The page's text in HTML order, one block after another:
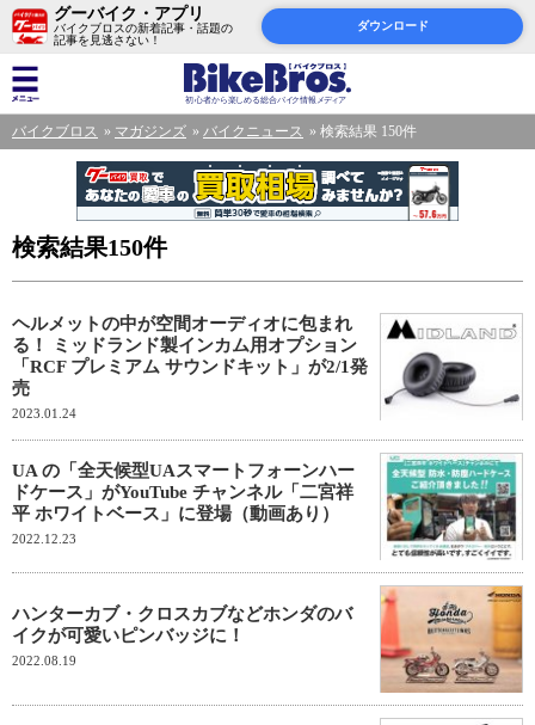
グーバイク・アプリ
バイクブロスの新着記事・話題の
記事を見逃さない！
ダウンロード
バイクブロス マガジンズ バイクニュース 検索結果 150件
検索結果150件
ヘルメットの中が空間オーディオに包まれ
る！ ミッドランド製インカム用オプション
「RCF プレミアム サウンドキット」が2/1発
売
2023.01.24
UA の「全天候型UAスマートフォーンハー
ドケース」がYouTube チャンネル「二宮祥
平 ホワイトベース」に登場（動画あり）
2022.12.23
ハンターカブ・クロスカブなどホンダのバ
イクが可愛いピンバッジに！
2022.08.19